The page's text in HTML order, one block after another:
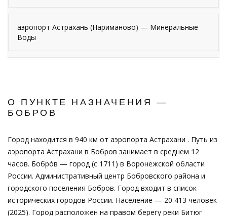
аэропорт Астрахань (Нариманово) — Минеральные
Воды
О ПУНКТЕ НАЗНАЧЕНИЯ —
БОБРОВ
Город находится в 940 км от аэропорта Астрахани . Путь из
аэропорта Астрахани в Бобров занимает в среднем 12
часов. Бобро́в — город (с 1711) в Воронежской области
России. Административный центр Бобровского района и
городского поселения Бобров. Город входит в список
исторических городов России. Население — 20 413 человек
(2025). Город расположен на правом берегу реки Битюг